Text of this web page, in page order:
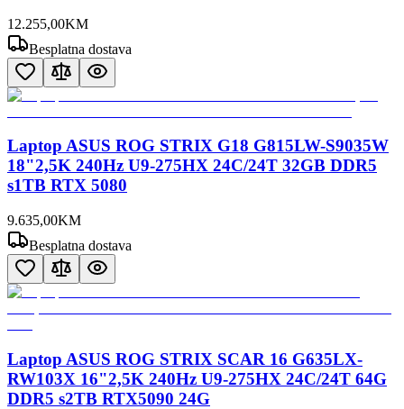
12.255,00KM
Besplatna dostava
Laptop ASUS ROG STRIX G18 G815LW-S9035W
18"2,5K 240Hz U9-275HX 24C/24T 32GB DDR5
s1TB RTX 5080
9.635,00KM
Besplatna dostava
Laptop ASUS ROG STRIX SCAR 16 G635LX-
RW103X 16"2,5K 240Hz U9-275HX 24C/24T 64G
DDR5 s2TB RTX5090 24G